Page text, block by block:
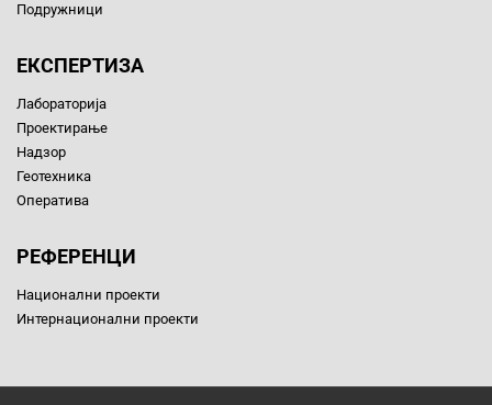
Подружници
ЕКСПЕРТИЗА
Лабораторија
Проектирање
Надзор
Геотехника
Оператива
РЕФЕРЕНЦИ
Национални проекти
Интернационални проекти